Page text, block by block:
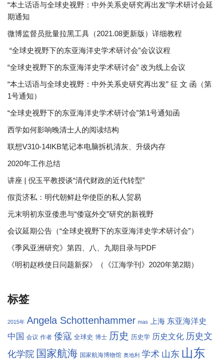
“本土话语与全球史视野：中外关系史研究再出发”学术研讨会延
期通知
微博监督员批量拉黑工具（2021.08更新版）详细教程
“全球史视野下的东亚海洋史学术研讨会”会议议程
“全球史视野下的东亚海洋史学术研讨会” 改为线上会议
“本土话语与全球史视野：中外关系史研究再出发” 征 文 函（第
1号通知）
“全球史视野下的东亚海洋史学术研讨会”第1号通知函
西学如何影响晚清士人的阅读结构
联想V310-14IKB笔记本电脑拆机清灰、升级内存
2020年工作总结
讲座 | 倪玉平教授谈“清代财政的近代转型”
假贡济私：明代朝鲜赴华使臣的私人贸易
元末明初东亚倭患与“倭寇外交”研究的新视野
会议延期公告（“全球史视野下的东亚海洋史学术研讨会”）
《季风亚洲研究》第四、八、九期目录与PDF
《明初赵秩使日问题新探》（《江海学刊》2020年第2期）
标签
2015年 Angela Schottenhammer mas 上海 东亚海洋史
中国 会议 作者 倭寇 全球史 博士 历史 历史学 历史文化 历史文
化学院 国家航海 国家航海博物馆 奥地利 学术 山东 山东